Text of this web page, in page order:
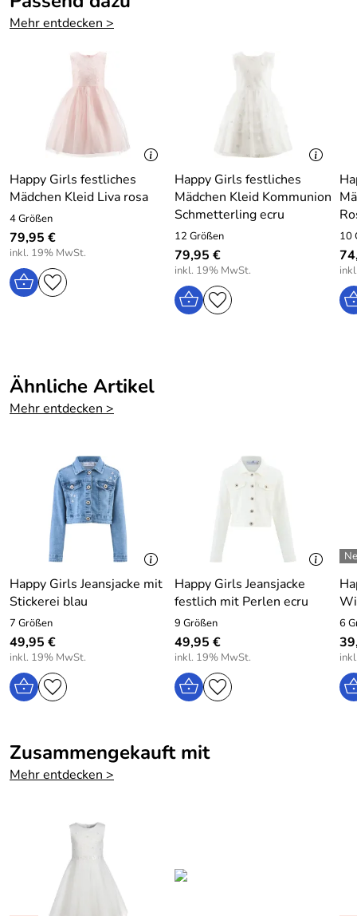
Der hochwertige und festliche Strickbolero wurde vorne
mit kleinen Perlen bestickt und wird mit Perlenknöpfen
geschlossen.
Happy Girls Kinder Strickjacke Bolero festlich Perlen
Material : 100% Baumwolle, ohne Dekorationen
Pflege: Schonwäsche bei 40 Grad
Hersteller: EISEND KIDS e.K. , 97469 Gochsheim,
Atzmannstraße 4, Deutschland, www.eisend-kids.com
Mehr entdecken >
Happy Girls festliches
Mädchen Kleid Liva rosa
4 Größen
79,95 €
inkl. 19% MwSt.
Happy Girls festliches
Mädchen Kleid Kommunion
Schmetterling ecru
12 Größen
79,95 €
inkl. 19% MwSt.
10
Ähnliche Artikel
Mehr entdecken >
Happy Girls Jeansjacke mit
Stickerei blau
7 Größen
49,95 €
inkl. 19% MwSt.
Happy Girls Jeansjacke
festlich mit Perlen ecru
9 Größen
49,95 €
inkl. 19% MwSt.
6
Zusammengekauft mit
Mehr entdecken >